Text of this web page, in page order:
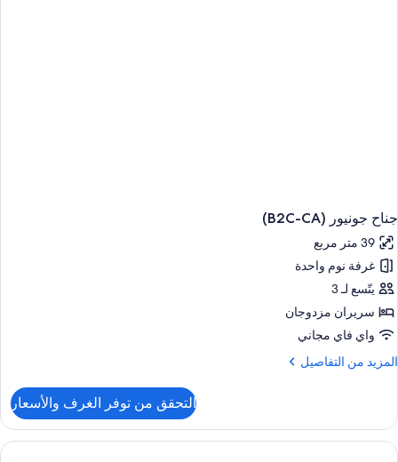
جناح جونيور (B2C-CA)
39 متر مربع
غرفة نوم واحدة
يتّسع لـ 3
سريران مزدوجان
واي فاي مجاني
المزيد من التفاصيل
المزيد
جناح
جونيور
التحقق من توفر الغرف والأسعار